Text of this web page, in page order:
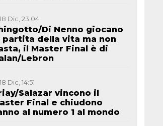
18 Dic, 23:04
Di Nenno giocano
partita della vita ma non
il Master Final è di
Lebron
18 Dic, 14:51
Salazar vincono il
Final e chiudono
al numero 1 al mondo